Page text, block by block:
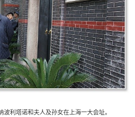
波利塔诺和夫人及孙女在上海一大会址。